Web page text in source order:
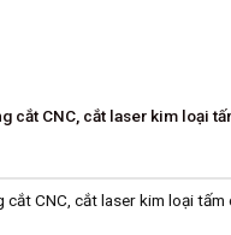
cắt CNC, cắt laser kim loại
cắt CNC, cắt laser kim loại tấm